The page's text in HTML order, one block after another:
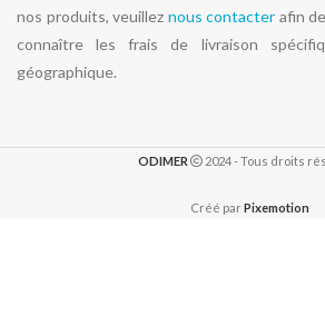
nos produits, veuillez nous contacter afin
connaître les frais de livraison
géographique.
ODIMER 2024 - Tous droits
Créé parPixemotion